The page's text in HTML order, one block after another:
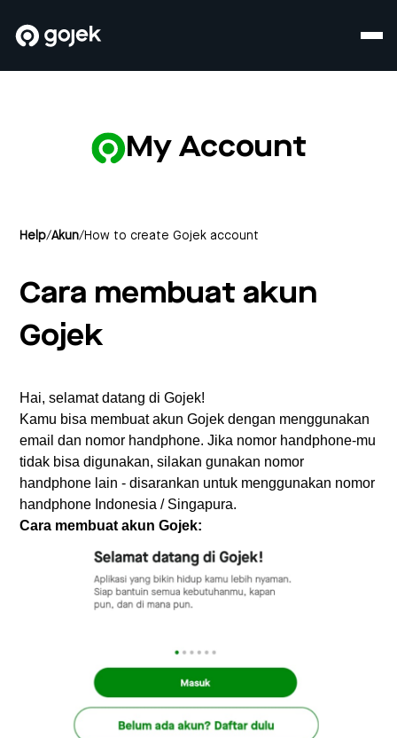
My Account
Help/Akun/How to create Gojek account
Cara membuat akun
Gojek
Hai, selamat datang di Gojek!
Kamu bisa membuat akun Gojek dengan menggunakan
email dan nomor handphone. Jika nomor handphone-mu
tidak bisa digunakan, silakan gunakan nomor
handphone lain - disarankan untuk menggunakan nomor
handphone Indonesia / Singapura.
Cara membuat akun Gojek: